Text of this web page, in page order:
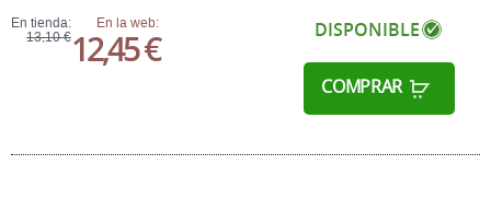
En tienda:
13,10 €
En la web:
12,45 € DISPONIBLE
COMPRAR